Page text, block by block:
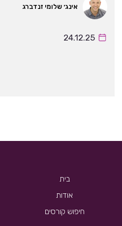
אינג׳ שלומי זנדברג
24.12.25
בית
אודות
חיפוש קורסים